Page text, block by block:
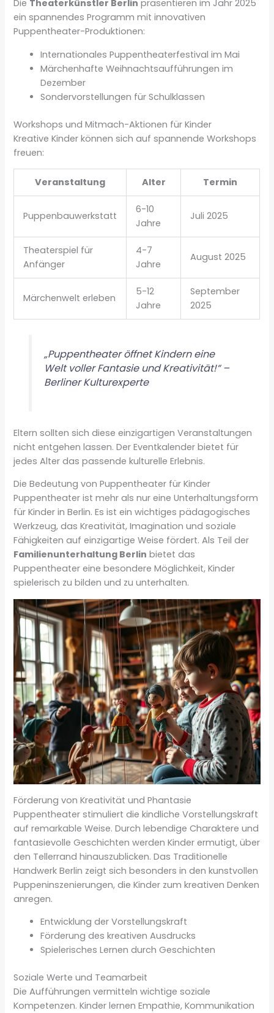
Die Theaterkünstler Berlin präsentieren im Jahr 2025
ein spannendes Programm mit innovativen
Puppentheater-Produktionen:
Internationales Puppentheaterfestival im Mai
Märchenhafte Weihnachtsaufführungen im
Dezember
Sondervorstellungen für Schulklassen
Workshops und Mitmach-Aktionen für Kinder
Kreative Kinder können sich auf spannende Workshops
freuen:
Veranstaltung Alter Termin
Puppenbauwerkstatt
6-10
Jahre
Juli 2025
Theaterspiel für
Anfänger
4-7
Jahre
August 2025
Märchenwelt erleben
5-12
Jahre
September
2025
„Puppentheater öffnet Kindern eine
Welt voller Fantasie und Kreativität!“ –
Berliner Kulturexperte
Eltern sollten sich diese einzigartigen Veranstaltungen
nicht entgehen lassen. Der Eventkalender bietet für
jedes Alter das passende kulturelle Erlebnis.
Die Bedeutung von Puppentheater für Kinder
Puppentheater ist mehr als nur eine Unterhaltungsform
für Kinder in Berlin. Es ist ein wichtiges pädagogisches
Werkzeug, das Kreativität, Imagination und soziale
Fähigkeiten auf einzigartige Weise fördert. Als Teil der
Familienunterhaltung Berlin bietet das
Puppentheater eine besondere Möglichkeit, Kinder
spielerisch zu bilden und zu unterhalten.
Förderung von Kreativität und Phantasie
Puppentheater stimuliert die kindliche Vorstellungskraft
auf remarkable Weise. Durch lebendige Charaktere und
fantasievolle Geschichten werden Kinder ermutigt, über
den Tellerrand hinauszublicken. Das Traditionelle
Handwerk Berlin zeigt sich besonders in den kunstvollen
Puppeninszenierungen, die Kinder zum kreativen Denken
anregen.
Entwicklung der Vorstellungskraft
Förderung des kreativen Ausdrucks
Spielerisches Lernen durch Geschichten
Soziale Werte und Teamarbeit
Die Aufführungen vermitteln wichtige soziale
Kompetenzen. Kinder lernen Empathie, Kommunikation